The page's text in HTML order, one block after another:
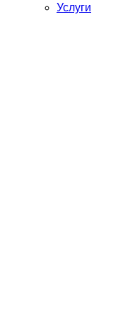
Услуги